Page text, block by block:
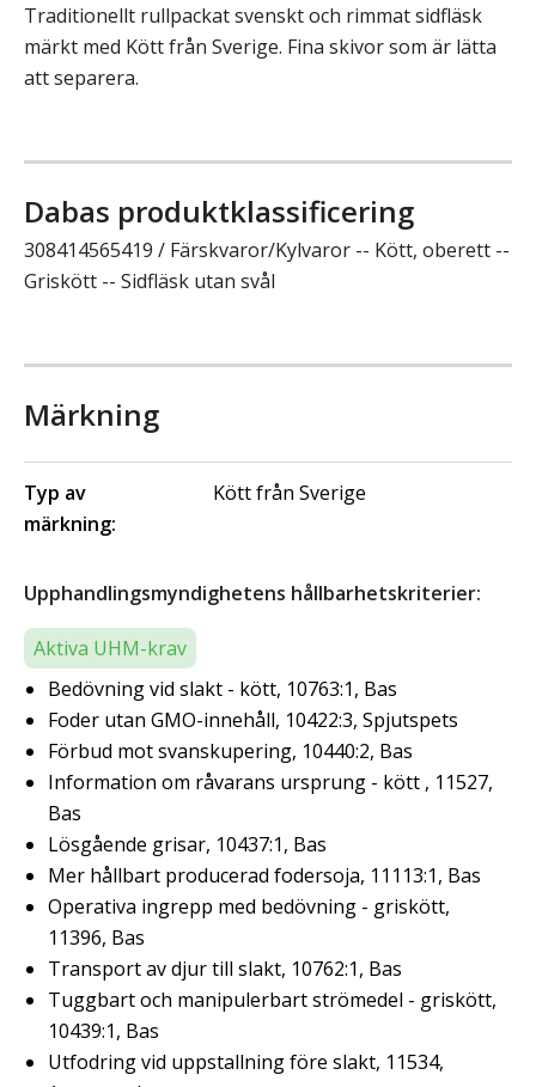
Traditionellt rullpackat svenskt och rimmat sidfläsk
märkt med Kött från Sverige. Fina skivor som är lätta
att separera.
Dabas produktklassificering
308414565419 / Färskvaror/Kylvaror -- Kött, oberett --
Griskött -- Sidfläsk utan svål
Märkning
Typ av
märkning:
Kött från Sverige
Upphandlingsmyndighetens hållbarhetskriterier:
Aktiva UHM-krav
Bedövning vid slakt - kött, 10763:1, Bas
Foder utan GMO-innehåll, 10422:3, Spjutspets
Förbud mot svanskupering, 10440:2, Bas
Information om råvarans ursprung - kött , 11527,
Bas
Lösgående grisar, 10437:1, Bas
Mer hållbart producerad fodersoja, 11113:1, Bas
Operativa ingrepp med bedövning - griskött,
11396, Bas
Transport av djur till slakt, 10762:1, Bas
Tuggbart och manipulerbart strömedel - griskött,
10439:1, Bas
Utfodring vid uppstallning före slakt, 11534,